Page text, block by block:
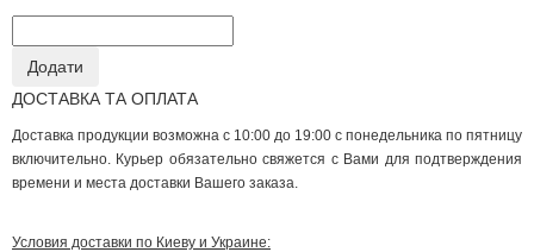
ДОСТАВКА ТА ОПЛАТА
Доставка продукции возможна с 10:00 до 19:00 с понедельника по пятницу
включительно. Курьер обязательно свяжется с Вами для подтверждения
времени и места доставки Вашего заказа.
Условия доставки по Киеву и Украине: